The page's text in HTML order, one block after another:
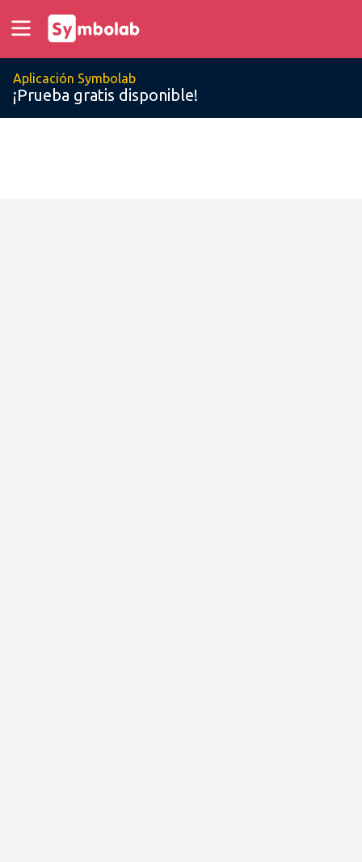
Aplicación Symbolab
¡Prueba gratis disponible!